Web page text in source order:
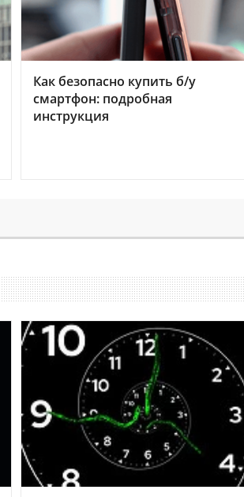
Как безопасно купить б/у
смартфон: подробная
инструкция